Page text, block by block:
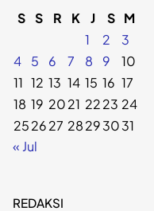
S S R K J S M
1
2
3
4
5 6 7 8 9
10
11 12 13 14 15 16 17
18 19 2021 2223 24
252627 28293031
« Jul
REDAKSI